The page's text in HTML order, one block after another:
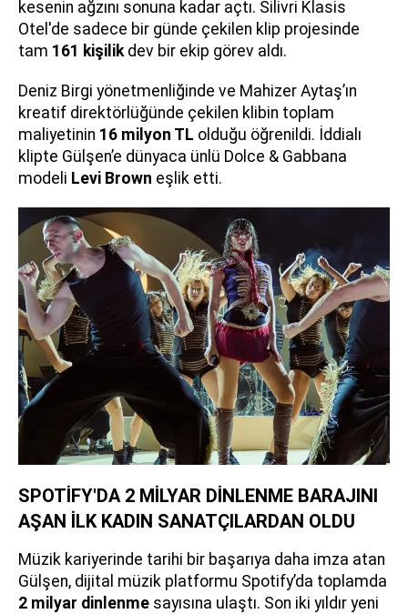
kesenin ağzını sonuna kadar açtı. Silivri Klasis
Otel'de sadece bir günde çekilen klip projesinde
tam 161 kişilik dev bir ekip görev aldı.
Deniz Birgi yönetmenliğinde ve Mahizer Aytaş’ın
kreatif direktörlüğünde çekilen klibin toplam
maliyetinin 16 milyon TL olduğu öğrenildi. İddialı
klipte Gülşen’e dünyaca ünlü Dolce & Gabbana
modeli Levi Brown eşlik etti.
SPOTİFY'DA 2 MİLYAR DİNLENME BARAJINI
AŞAN İLK KADIN SANATÇILARDAN OLDU
Müzik kariyerinde tarihi bir başarıya daha imza atan
Gülşen, dijital müzik platformu Spotify’da toplamda
2 milyar dinlenme sayısına ulaştı. Son iki yıldır yeni